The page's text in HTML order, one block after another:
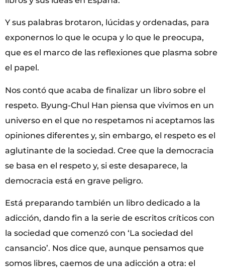
Y sus palabras brotaron, lúcidas y ordenadas, para
exponernos lo que le ocupa y lo que le preocupa,
que es el marco de las reflexiones que plasma sobre
el papel.
Nos contó que acaba de finalizar un libro sobre el
respeto. Byung-Chul Han piensa que vivimos en un
universo en el que no respetamos ni aceptamos las
opiniones diferentes y, sin embargo, el respeto es el
aglutinante de la sociedad. Cree que la democracia
se basa en el respeto y, si este desaparece, la
democracia está en grave peligro.
Está preparando también un libro dedicado a la
adicción, dando fin a la serie de escritos críticos con
la sociedad que comenzó con ‘La sociedad del
cansancio’. Nos dice que, aunque pensamos que
somos libres, caemos de una adicción a otra: el